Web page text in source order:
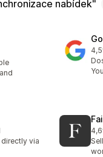
nabídek
4,5
via
4,6